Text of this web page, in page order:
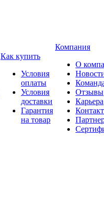
Как купить
Условия
оплаты
Условия
доставки
Гарантия
на товар
Компания
О
Отзывы
Карьера